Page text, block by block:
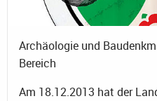
Archäologie und
Bereich
Am 18.12.2013 hat der